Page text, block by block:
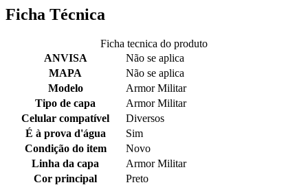
Ficha Técnica
Ficha tecnica do produto
ANVISA
Não se aplica
MAPA
Não se aplica
Modelo
Armor Militar
Tipo de capa
Armor Militar
Celular compatível
Diversos
É à prova d'água
Sim
Condição do item
Novo
Linha da capa
Armor Militar
Cor principal
Preto